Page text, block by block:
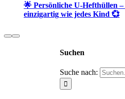
🌟 Persönliche U-Hefthüllen
einzigartig wie jedes Kind 💞
Suchen
Suche nach: